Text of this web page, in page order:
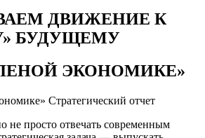
ДВИЖЕНИЕ К
БУДУЩЕМУ
ЭКОНОМИКЕ»
Стратегический отчет
не просто отвечать современным